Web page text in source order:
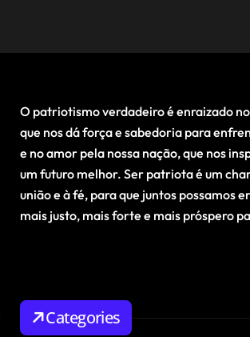
O patriotismo verdadeiro é enraizado
que nos dá força e sabedoria para
e no amor pela nossa nação, que nos
um futuro melhor. Ser patriota é um
união e à fé, para que juntos possamos
mais justo, mais forte e mais próspero
Categories